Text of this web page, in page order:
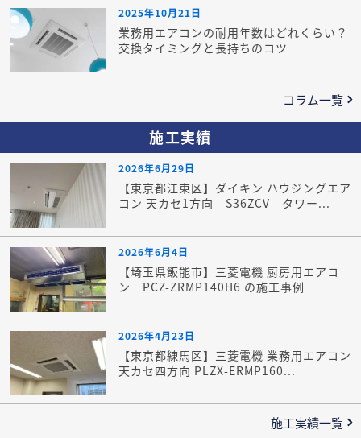
2025年10月21日
業務用エアコンの耐用年数はどれくらい？
交換タイミングと長持ちのコツ
コラム一覧
施工実績
2026年6月29日
【東京都江東区】ダイキン ハウジングエア
コン 天カセ1方向 S36ZCV タワー...
2026年6月4日
【埼玉県飯能市】三菱電機 厨房用エアコ
ン PCZ-ZRMP140H6 の施工事例
2026年4月23日
【東京都練馬区】三菱電機 業務用エアコン
天カセ四方向 PLZX-ERMP160...
施工実績一覧